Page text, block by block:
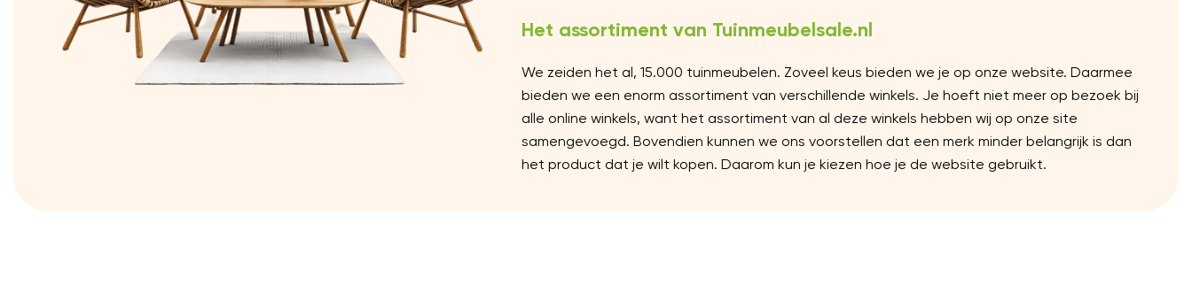
Het assortiment van Tuinmeubelsale.nl
We zeiden het al, 15.000 tuinmeubelen. Zoveel keus bieden we je op onze website. Daarmee
bieden we een enorm assortiment van verschillende winkels. Je hoeft niet meer op bezoek bij
alle online winkels, want het assortiment van al deze winkels hebben wij op onze site
samengevoegd. Bovendien kunnen we ons voorstellen dat een merk minder belangrijk is dan
het product dat je wilt kopen. Daarom kun je kiezen hoe je de website gebruikt.